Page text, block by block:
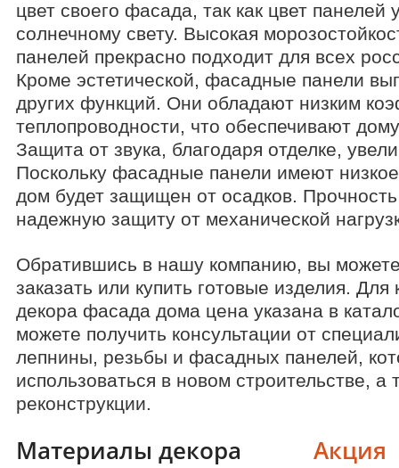
цвет своего фасада, так как цвет панелей
солнечному свету. Высокая
панелей прекрасно подходит для всех
Кроме эстетической, фасадные панели
других функций. Они обладают низким
теплопроводности, что обеспечивают
Защита от звука, благодаря отделке,
Поскольку фасадные панели имеют
дом будет защищен от осадков.
надежную защиту от механической
Обратившись в нашу компанию, вы
заказать или купить готовые изделия.
декора фасада дома цена указана в
можете получить консультации от
лепнины, резьбы и фасадных панелей,
использоваться в новом строительстве, а
реконструкции.
Акция
Материалы декора